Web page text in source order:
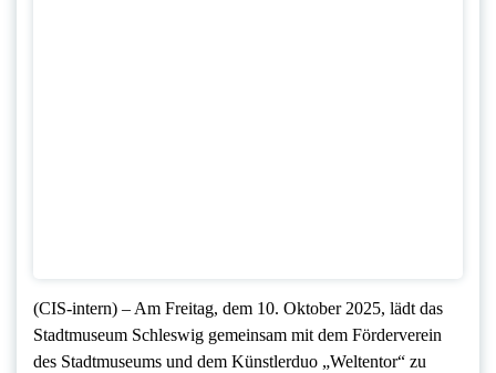
(CIS-intern) – Am Freitag, dem 10. Oktober 2025, lädt das
Stadtmuseum Schleswig gemeinsam mit dem Förderverein
des Stadtmuseums und dem Künstlerduo „Weltentor“ zu